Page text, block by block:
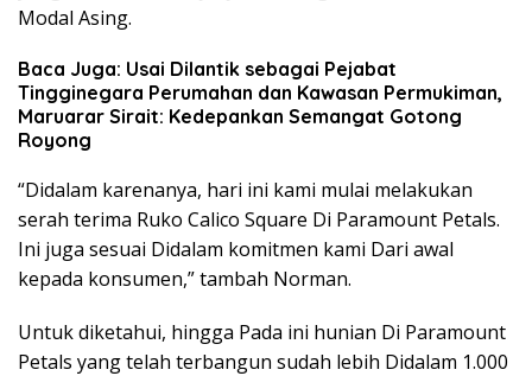
Modal Asing.
Baca Juga: Usai Dilantik sebagai Pejabat
Tingginegara Perumahan dan Kawasan Permukiman,
Maruarar Sirait: Kedepankan Semangat Gotong
Royong
“Didalam karenanya, hari ini kami mulai melakukan
serah terima Ruko Calico Square Di Paramount Petals.
Ini juga sesuai Didalam komitmen kami Dari awal
kepada konsumen,” tambah Norman.
Untuk diketahui, hingga Pada ini hunian Di Paramount
Petals yang telah terbangun sudah lebih Didalam 1.000